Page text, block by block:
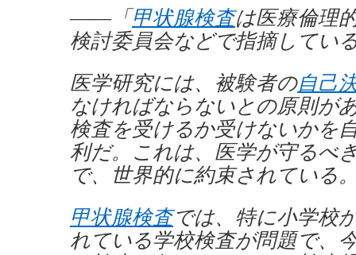
――「甲状腺検査は医療倫理
検討委員会などで指摘してい
医学研究には、被験者の自己
なければならないとの原則が
検査を受けるか受けないかを
利だ。これは、医学が守るべ
で、世界的に約束されている
甲状腺検査では、特に小学校
れている学校検査が問題で、